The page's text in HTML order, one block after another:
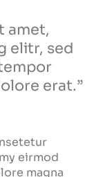
amet,
elitr, sed
erat.”
eirmod
magna